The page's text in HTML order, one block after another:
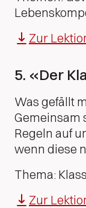
Zur
5. «Der
Was gefällt
Gemeinsam
Regeln auf
wenn diese
Thema:
Zur